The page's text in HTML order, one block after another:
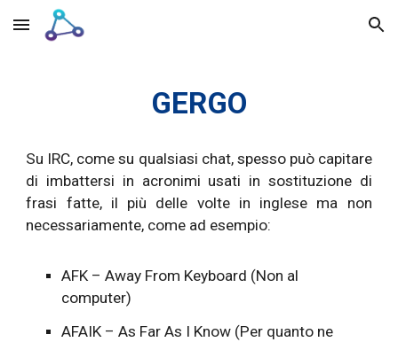
Skip to main content Skip to navigation
GERGO
Su IRC, come su qualsiasi chat, spesso può capitare
di imbattersi in acronimi usati in sostituzione di
frasi fatte, il più delle volte in inglese ma non
necessariamente, come ad esempio:
AFK – Away From Keyboard (Non al
computer)
AFAIK – As Far As I Know (Per quanto ne